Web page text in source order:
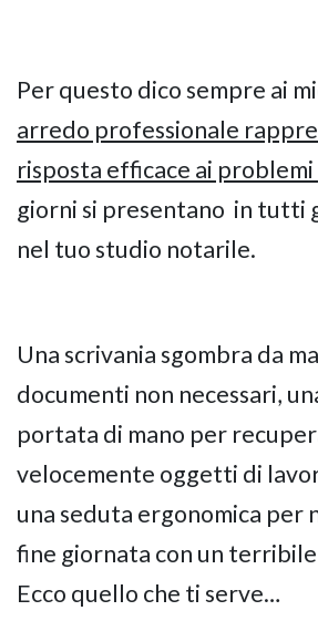
Per questo dico sempre ai
arredo professionale
risposta efficace ai problemi
giorni si presentano in tutti
nel tuo studio notarile.
Una scrivania sgombra da
documenti non necessari,
portata di mano per
velocemente oggetti di
una seduta ergonomica per
fine giornata con un terribile
Ecco quello che ti serve…